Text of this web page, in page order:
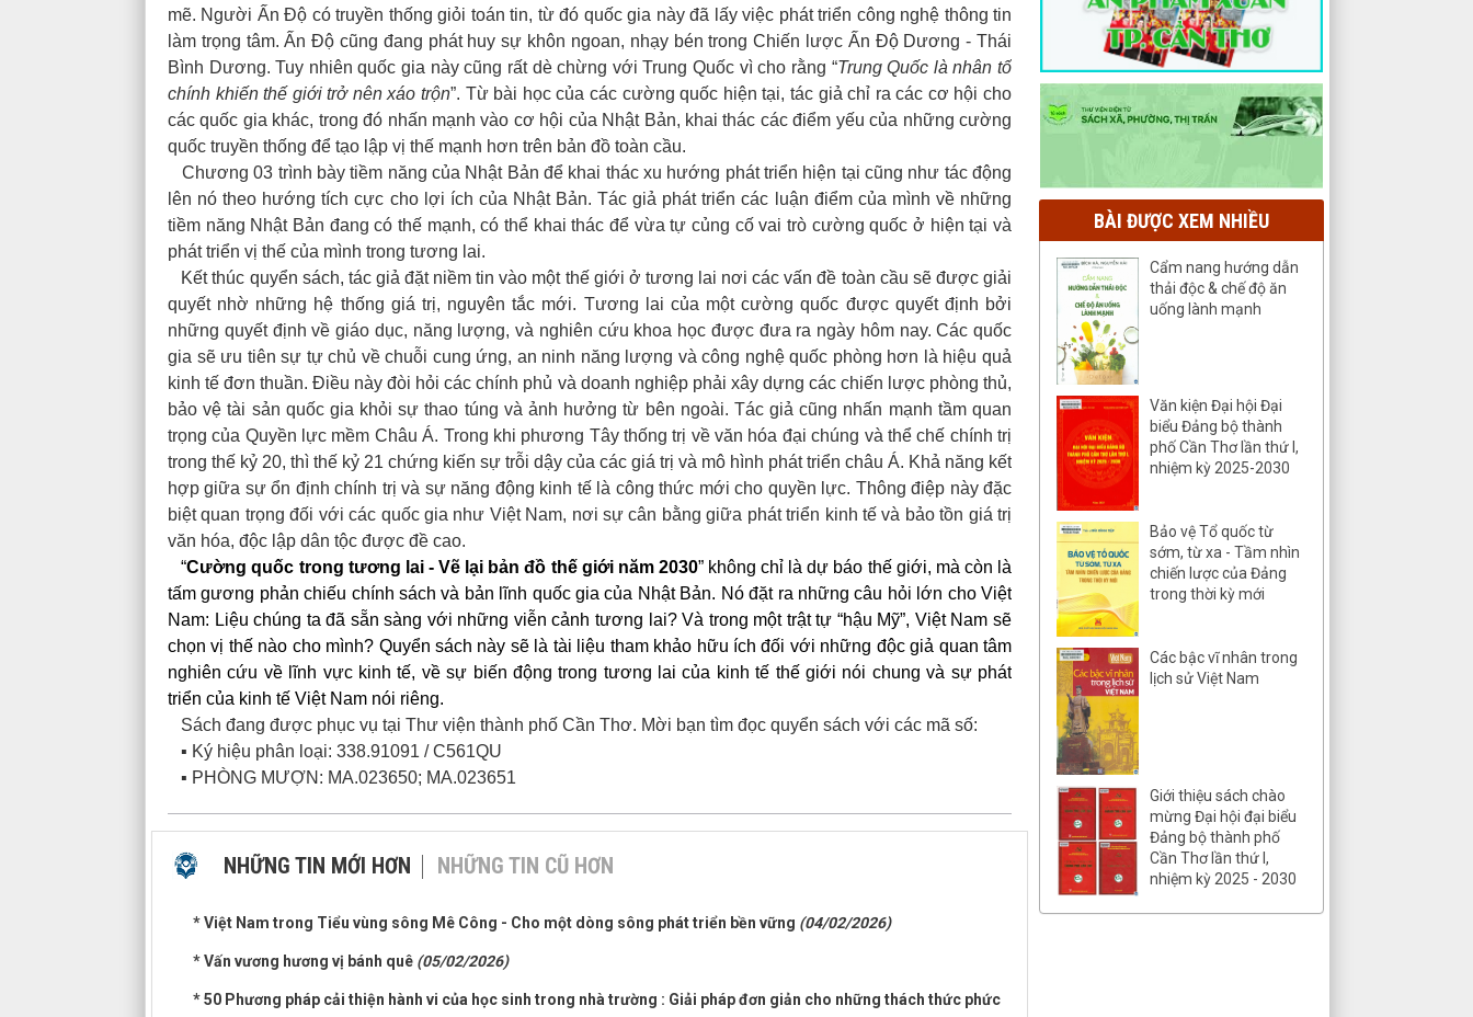
mẽ. Người Ấn Độ có truyền thống giỏi toán tin, từ đó quốc gia này đã lấy việc phát triển công nghệ thông tin
làm trọng tâm. Ấn Độ cũng đang phát huy sự khôn ngoan, nhạy bén trong Chiến lược Ấn Độ Dương - Thái
Bình Dương. Tuy nhiên quốc gia này cũng rất dè chừng với Trung Quốc vì cho rằng “Trung Quốc là nhân tố
chính khiến thế giới trở nên xáo trộn”. Từ bài học của các cường quốc hiện tại, tác giả chỉ ra các cơ hội cho
các quốc gia khác, trong đó nhấn mạnh vào cơ hội của Nhật Bản, khai thác các điểm yếu của những cường
quốc truyền thống để tạo lập vị thế mạnh hơn trên bản đồ toàn cầu.
Chương 03 trình bày tiềm năng của Nhật Bản để khai thác xu hướng phát triển hiện tại cũng như tác động
lên nó theo hướng tích cực cho lợi ích của Nhật Bản. Tác giả phát triển các luận điểm của mình về những
tiềm năng Nhật Bản đang có thế mạnh, có thể khai thác để vừa tự củng cố vai trò cường quốc ở hiện tại và
phát triển vị thế của mình trong tương lai.
Kết thúc quyển sách, tác giả đặt niềm tin vào một thế giới ở tương lai nơi các vấn đề toàn cầu sẽ được giải
quyết nhờ những hệ thống giá trị, nguyên tắc mới. Tương lai của một cường quốc được quyết định bởi
những quyết định về giáo dục, năng lượng, và nghiên cứu khoa học được đưa ra ngày hôm nay. Các quốc
gia sẽ ưu tiên sự tự chủ về chuỗi cung ứng, an ninh năng lượng và công nghệ quốc phòng hơn là hiệu quả
kinh tế đơn thuần. Điều này đòi hỏi các chính phủ và doanh nghiệp phải xây dựng các chiến lược phòng thủ,
bảo vệ tài sản quốc gia khỏi sự thao túng và ảnh hưởng từ bên ngoài. Tác giả cũng nhấn mạnh tầm quan
trọng của Quyền lực mềm Châu Á. Trong khi phương Tây thống trị về văn hóa đại chúng và thể chế chính trị
trong thế kỷ 20, thì thế kỷ 21 chứng kiến sự trỗi dậy của các giá trị và mô hình phát triển châu Á. Khả năng kết
hợp giữa sự ổn định chính trị và sự năng động kinh tế là công thức mới cho quyền lực. Thông điệp này đặc
biệt quan trọng đối với các quốc gia như Việt Nam, nơi sự cân bằng giữa phát triển kinh tế và bảo tồn giá trị
văn hóa, độc lập dân tộc được đề cao.
“Cường quốc trong tương lai - Vẽ lại bản đồ thế giới năm 2030” không chỉ là dự báo thế giới, mà còn là
tấm gương phản chiếu chính sách và bản lĩnh quốc gia của Nhật Bản. Nó đặt ra những câu hỏi lớn cho Việt
Nam: Liệu chúng ta đã sẵn sàng với những viễn cảnh tương lai? Và trong một trật tự “hậu Mỹ”, Việt Nam sẽ
chọn vị thế nào cho mình? Quyển sách này sẽ là tài liệu tham khảo hữu ích đối với những độc giả quan tâm
nghiên cứu về lĩnh vực kinh tế, về sự biến động trong tương lai của kinh tế thế giới nói chung và sự phát
triển của kinh tế Việt Nam nói riêng.
Sách đang được phục vụ tại Thư viện thành phố Cần Thơ. Mời bạn tìm đọc quyển sách với các mã số:
▪ Ký hiệu phân loại: 338.91091 / C561QU
▪ PHÒNG MƯỢN: MA.023650; MA.023651
NHỮNG TIN MỚI HƠN NHỮNG TIN CŨ HƠN
* Việt Nam trong Tiểu vùng sông Mê Công - Cho một dòng sông phát triển bền vững (04/02/2026)
* Vấn vương hương vị bánh quê (05/02/2026)
* 50 Phương pháp cải thiện hành vi của học sinh trong nhà trường : Giải pháp đơn giản cho những thách thức phức
BÀI ĐƯỢC XEM NHIỀU
Cẩm nang hướng dẫn
thải độc & chế độ ăn
uống lành mạnh
Văn kiện Đại hội Đại
biểu Đảng bộ thành
phố Cần Thơ lần thứ I,
nhiệm kỳ 2025-2030
Bảo vệ Tổ quốc từ
sớm, từ xa - Tầm nhìn
chiến lược của Đảng
trong thời kỳ mới
Các bậc vĩ nhân trong
lịch sử Việt Nam
Giới thiệu sách chào
mừng Đại hội đại biểu
Đảng bộ thành phố
Cần Thơ lần thứ I,
nhiệm kỳ 2025 - 2030